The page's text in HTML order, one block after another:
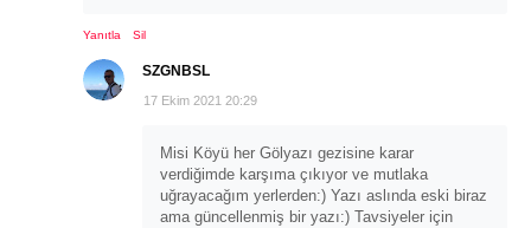
Yanıtla Sil
SZGNBSL
17 Ekim 2021 20:29
Misi Köyü her Gölyazı gezisine karar
verdiğimde karşıma çıkıyor ve mutlaka
uğrayacağım yerlerden:) Yazı aslında eski biraz
ama güncellenmiş bir yazı:) Tavsiyeler için